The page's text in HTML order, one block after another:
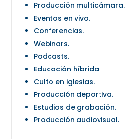
Producción multicámara.
Eventos en vivo.
Conferencias.
Webinars.
Podcasts.
Educación híbrida.
Culto en iglesias.
Producción deportiva.
Estudios de grabación.
Producción audiovisual.